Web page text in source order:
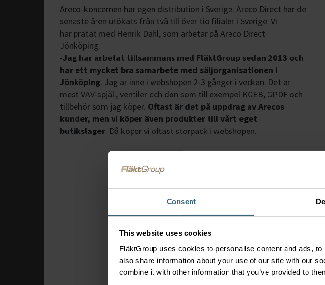
Consent
This website uses cookies
FläktGroup uses cookies to personalise content and ads,
also share information about your use of our site with our
combine it with other information that you’ve provided to
Areco-koncernen har egen distribution i Sverige. Areco Direct har de
senaste åren utökats från två till över tio filialer i Sverige. Vi
har pratat med Henrik Dahl, som arbetar på Areco Direct i
Jönköping.
-Jag har arbetat tillsammans med FläktGroup sedan 2013 och
har ett mycket bra samarbete med säljorganisationen i
Jönköping. Jag är inne i webshopen 2-3 gånger i veckan. Det är
mest VAV-spjäll, ventiler och don som till exempel KGEB, GPDF och
tillbehör som jag köper. Oftast är det på uppdrag av Arecos
kunder, men vi köper även produkter till vårt eget
butikslager. Då köper vi oftast storpack i webshopen.
Mål